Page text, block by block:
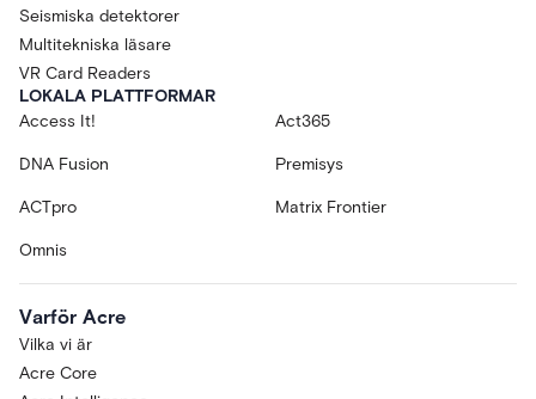
Seismiska detektorer
Multitekniska läsare
VR Card Readers
LOKALA PLATTFORMAR
Access It!
Act365
DNA Fusion Premisys
ACTpro Matrix Frontier
Omnis
Varför Acre
Vilka vi är
Acre Core